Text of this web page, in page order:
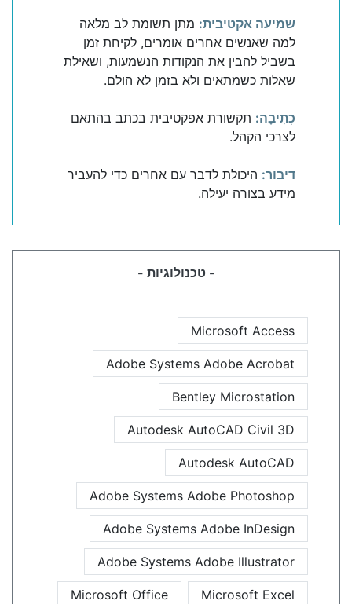
שמיעה אקטיבית: מתן תשומת לב מלאה
למה שאנשים אחרים אומרים, לקיחת זמן
בשביל להבין את הנקודות הנשמעות, ושאילת
שאלות כשמתאים ולא בזמן לא הולם.
כְּתִיבָה: תקשורת אפקטיבית בכתב בהתאם
לצרכי הקהל.
דיבור: היכולת לדבר עם אחרים כדי להעביר
מידע בצורה יעילה.
- טכנולוגיות -
Microsoft Access
Adobe Systems Adobe Acrobat
Bentley Microstation
Autodesk AutoCAD Civil 3D
Autodesk AutoCAD
Adobe Systems Adobe Photoshop
Adobe Systems Adobe InDesign
Adobe Systems Adobe Illustrator
Microsoft Excel
Microsoft Office